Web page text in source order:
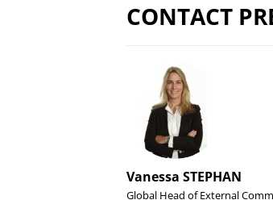
CONTACT
Vanessa STEPHAN
Global Head of External